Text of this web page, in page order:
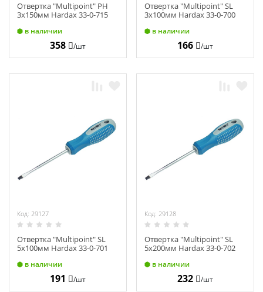
Отвертка "Multipoint" PH
3х150мм Hardax 33-0-715
в наличии
358 /шт
Отвертка "Multipoint" SL
3х100мм Hardax 33-0-700
в наличии
166 /шт
Код: 29127
Отвертка "Multipoint" SL
5х100мм Hardax 33-0-701
в наличии
191 /шт
Код: 29128
Отвертка "Multipoint" SL
5х200мм Hardax 33-0-702
в наличии
232 /шт